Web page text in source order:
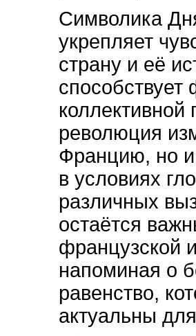
Символика
укрепляет
страну и её
коллективной
революция
Францию, но
в условиях
различных
остаётся
французской
напоминая о
равенство,
актуальны